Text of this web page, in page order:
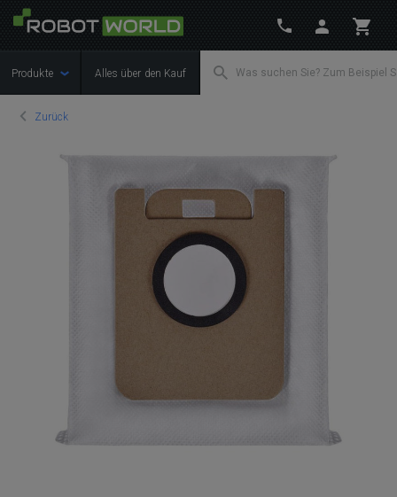
Produkte Alles über den Kauf
Zurück